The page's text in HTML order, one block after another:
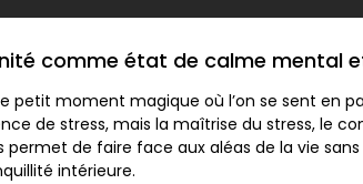
comme état de calme mental
petit moment magique où l’on se sent en
de stress, mais la maîtrise du stress, le
permet de faire face aux aléas de la vie
intérieure.